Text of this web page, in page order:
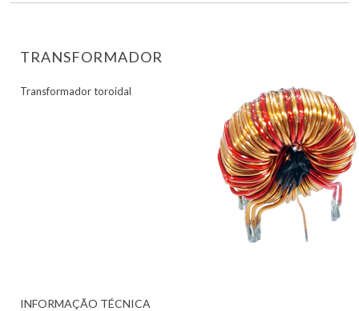
TRANSFORMADOR
Transformador toroidal
INFORMAÇÃO TÉCNICA